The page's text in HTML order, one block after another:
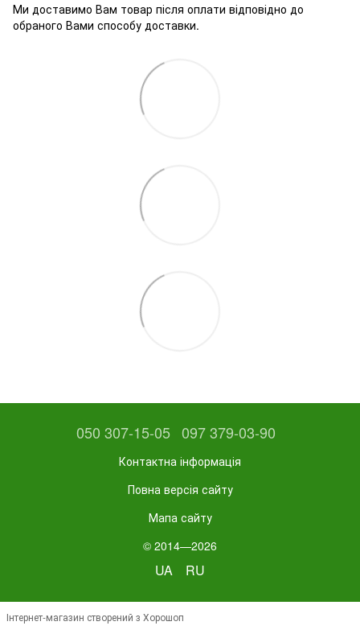
Ми доставимо Вам товар після оплати відповідно до
обраного Вами способу доставки.
050 307-15-05 097 379-03-90
Контактна інформація
Повна версія сайту
Мапа сайту
© 2014—2026
UA RU
Інтернет-магазин створений з Хорошоп